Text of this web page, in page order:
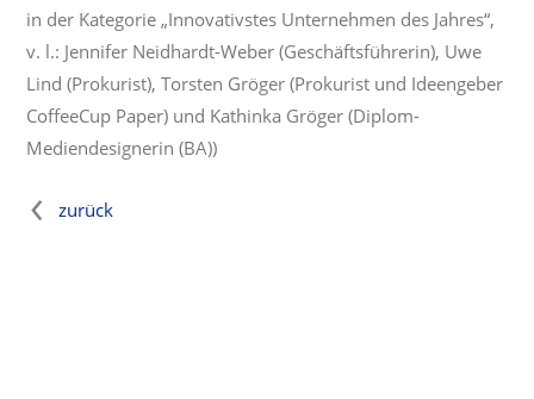
in der Kategorie „Innovativstes Unternehmen des Jahres“,
v. l.: Jennifer Neidhardt-Weber (Geschäftsführerin), Uwe
Lind (Prokurist), Torsten Gröger (Prokurist und Ideengeber
CoffeeCup Paper) und Kathinka Gröger (Diplom-
Mediendesignerin (BA))
zurück